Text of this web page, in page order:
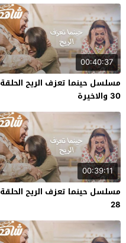
00:40:37
مسلسل حينما تعزف الريح الحلقة
30 والاخيرة
00:39:11
مسلسل حينما تعزف الريح الحلقة
28